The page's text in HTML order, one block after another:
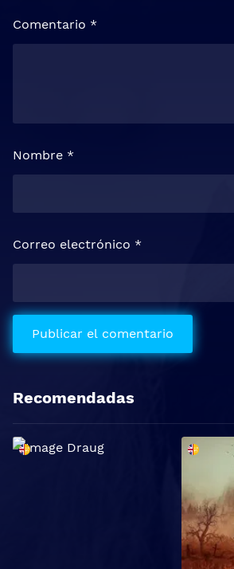
Comentario *
Nombre *
Correo electrónico *
Recomendadas